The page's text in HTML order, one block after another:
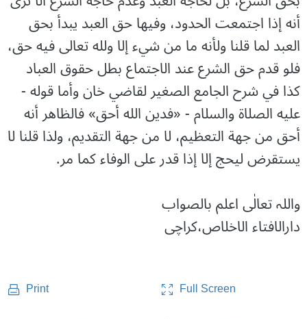
أنه إذا اجتمعت الحدود، وفيها حق العبد يبدأ بحق
العبد لما قلنا ولأنه ما من شيء إلا ولله تعالى فيه حق،
فلو قدم حق الشرع عند الاجتماع بطل حقوق العباد
كذا في شرح الجامع الصغير لقاضي خان وأما قوله -
عليه الصلاة والسلام - «فدين الله أحق» فالظاهر أنه
أحق من جهة التعظيم، لا من جهة التقديم، ولذا قلنا لا
يستقرض ليحج إلا إذا قدر على الوفاء كما مر.
واللہ تعالٰی اعلم بالصواب
دارالافتاء الاخلاص،کراچی
Print Full Screen